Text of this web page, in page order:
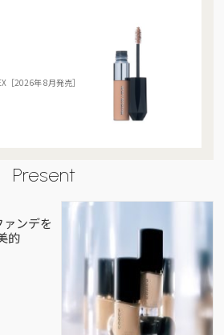
［2026年 8月発売］
Present
ンデを
的